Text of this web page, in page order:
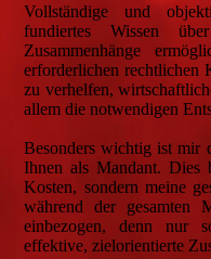
Vollständige und
fundiertes Wissen
Zusammenhänge
erforderlichen rechtlichen
zu verhelfen,
allem die notwendigen
Besonders wichtig ist mir
Ihnen als Mandant. Dies
Kosten, sondern meine
während der gesamten
einbezogen, denn nur
effektive, zielorientierte